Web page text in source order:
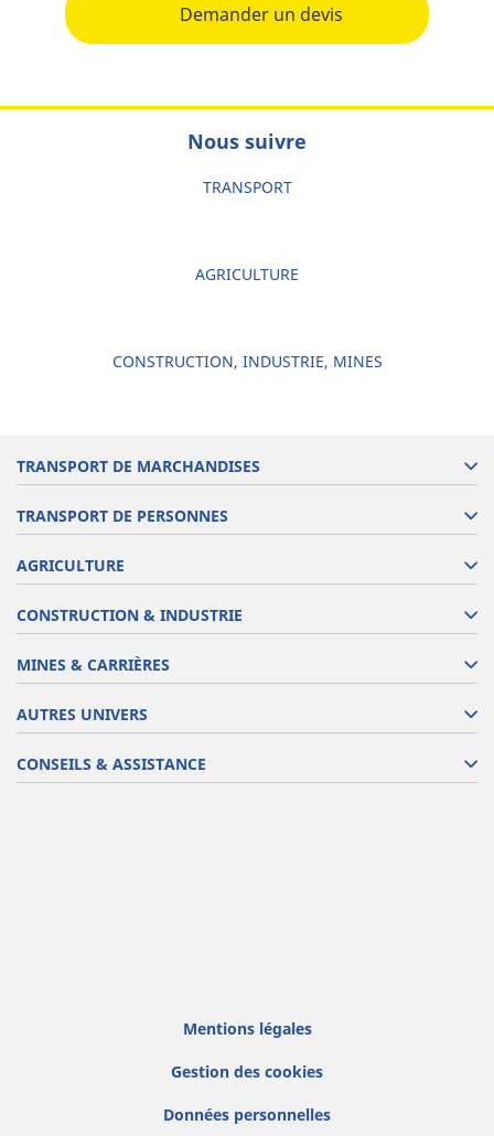
Demander un devis
Nous suivre
TRANSPORT
AGRICULTURE
CONSTRUCTION, INDUSTRIE, MINES
TRANSPORT DE MARCHANDISES
TRANSPORT DE PERSONNES
AGRICULTURE
CONSTRUCTION & INDUSTRIE
MINES & CARRIÈRES
AUTRES UNIVERS
CONSEILS & ASSISTANCE
Mentions légales
Gestion des cookies
Données personnelles